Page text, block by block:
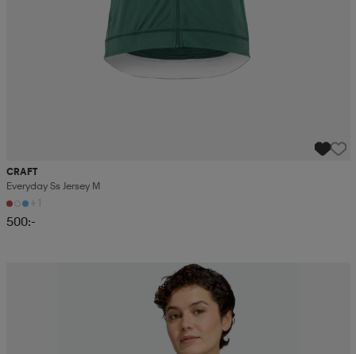
CRAFT
Everyday Ss Jersey M
+1
500:-